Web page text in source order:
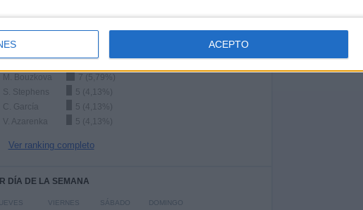
ACEPTO
Ranking equipos por nº de partidos Visitante
M. Bouzkova
7 (5,79%)
S. Stephens
5 (4,13%)
C. García
5 (4,13%)
V. Azarenka
5 (4,13%)
Ver ranking completo
DÍA DE LA SEMANA
VIERNES SÁBADO DOMINGO